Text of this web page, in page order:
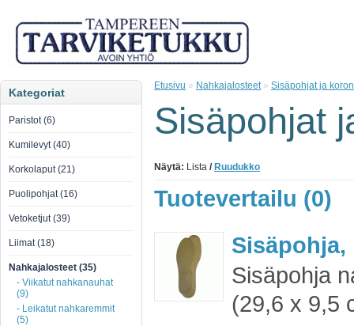
Kategoriat
Paristot (6)
Kumilevyt (40)
Korkolaput (21)
Puolipohjat (16)
Vetoketjut (39)
Liimat (18)
Nahkajalosteet (35)
- Viikatut nahkanauhat
(9)
- Leikatut nahkaremmit
(5)
Etusivu » Nahkajalosteet» Sisäpohjat ja
Sisäpohjat
Näytä: Lista / Ruudukko
Tuotevertailu (0)
Sisäpohja,
Sisäpohja
(29,6 x 9,5